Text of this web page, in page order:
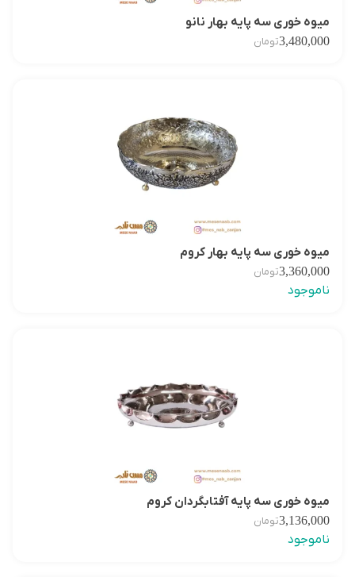
میوه خوری سه پایه بهار نانو
3,480,000تومان
میوه خوری سه پایه بهار کروم
3,360,000تومان
ناموجود
میوه خوری سه پایه آفتابگردان کروم
3,136,000تومان
ناموجود